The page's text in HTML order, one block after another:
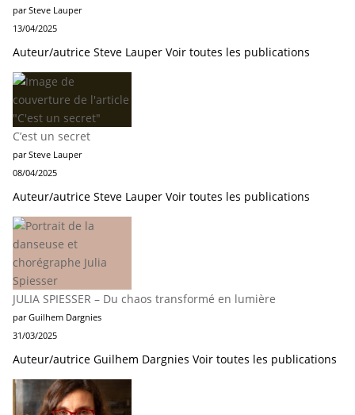
par Steve Lauper
13/04/2025
Auteur/autrice Steve Lauper Voir toutes les publications
C’est un secret
par Steve Lauper
08/04/2025
Auteur/autrice Steve Lauper Voir toutes les publications
JULIA SPIESSER – Du chaos transformé en lumière
par Guilhem Dargnies
31/03/2025
Auteur/autrice Guilhem Dargnies Voir toutes les publications